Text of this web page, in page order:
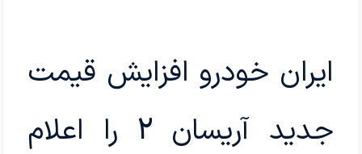
ایران خودرو افزایش قیمت
جدید آریسان 2 را اعلام